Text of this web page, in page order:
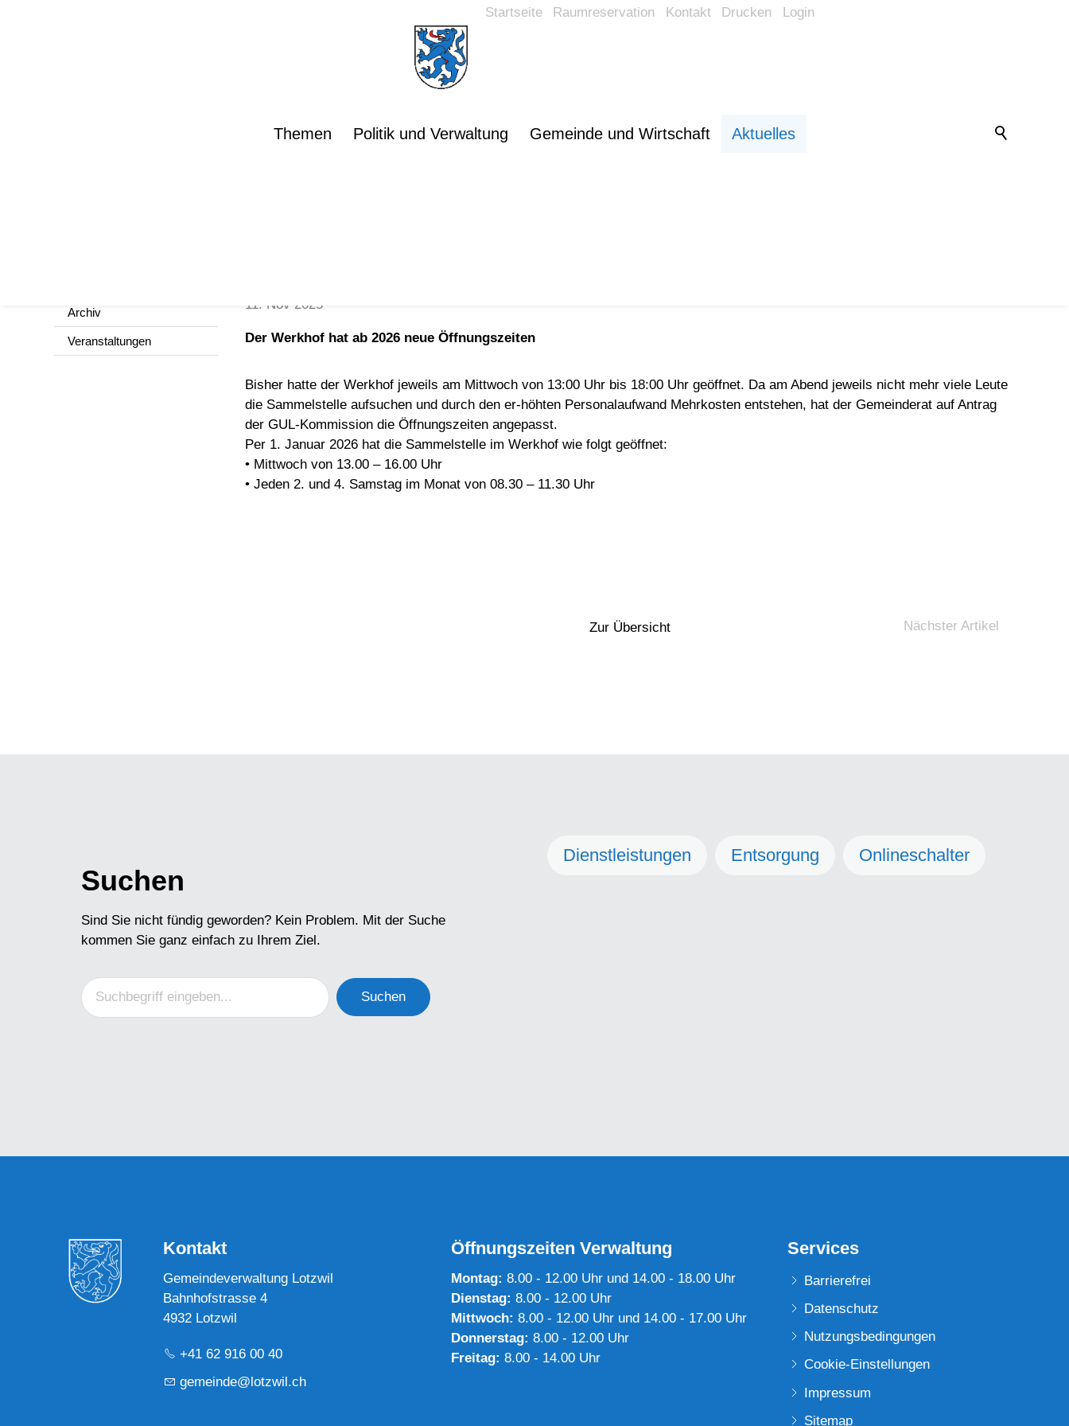
Startseite Raumreservation Kontakt Drucken Login
Themen Politik und Verwaltung Gemeinde und Wirtschaft Aktuelles
Archiv
Veranstaltungen
11. Nov 2025
Der Werkhof hat ab 2026 neue Öffnungszeiten
Bisher hatte der Werkhof jeweils am Mittwoch von 13:00 Uhr bis 18:00 Uhr geöffnet. Da am Abend jeweils nicht mehr viele Leute
die Sammelstelle aufsuchen und durch den er-höhten Personalaufwand Mehrkosten entstehen, hat der Gemeinderat auf Antrag
der GUL-Kommission die Öffnungszeiten angepasst.
Per 1. Januar 2026 hat die Sammelstelle im Werkhof wie folgt geöffnet:
• Mittwoch von 13.00 – 16.00 Uhr
• Jeden 2. und 4. Samstag im Monat von 08.30 – 11.30 Uhr
Zur Übersicht Nächster Artikel
Suchen
Sind Sie nicht fündig geworden? Kein Problem. Mit der Suche
kommen Sie ganz einfach zu Ihrem Ziel.
Suchen
Dienstleistungen Entsorgung Onlineschalter
Kontakt
Gemeindeverwaltung Lotzwil
Bahnhofstrasse 4
4932 Lotzwil
+41 62 916 00 40
g m nd l tzw l ch
Öffnungszeiten Verwaltung
Montag:8.00 - 12.00 Uhr und 14.00 - 18.00 Uhr
Dienstag: 8.00 - 12.00 Uhr
Mittwoch: 8.00 - 12.00 Uhr und 14.00 - 17.00 Uhr
Donnerstag: 8.00 - 12.00 Uhr
Freitag: 8.00 - 14.00 Uhr
Services
Barrierefrei
Datenschutz
Nutzungsbedingungen
Cookie-Einstellungen
Impressum
Sitemap